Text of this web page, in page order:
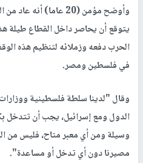
وأوضح مؤمن (20 عاما)
يتوقع أن يحاصر داخل القطاع طيلة
الحرب دفعه وزملائه لتنظيم هذه
في فلسطين ومصر.
وقال "لدينا سلطة فلسطينية
الدول ومع إسرائيل، يجب أن تتدخل
وسيلة ومن أي معبر متاح، فليس من
مصيرنا دون أي تدخل أو مساعدة".